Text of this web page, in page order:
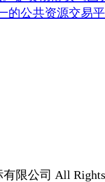
的公共资源交易平
限公司 All Rights